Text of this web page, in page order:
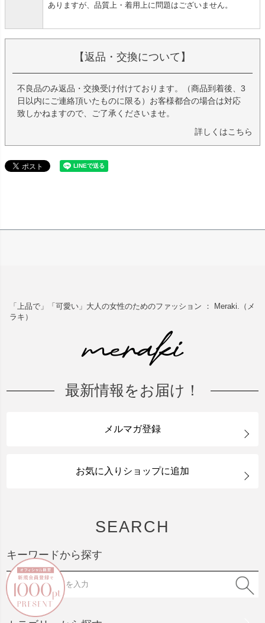
ありますが、品質上・着用上に問題はございません。
【返品・交換について】
不良品のみ返品・交換受け付けております。（商品到着後、3
日以内にご連絡頂いたものに限る）お客様都合の場合は対応
致しかねますので、ご了承くださいませ。
詳しくはこちら
「上品で」「可愛い」大人の女性のためのファッション ： Meraki.（メ
ラキ）
最新情報をお届け！
メルマガ登録
お気に入りショップに追加
SEARCH
キーワードから探す